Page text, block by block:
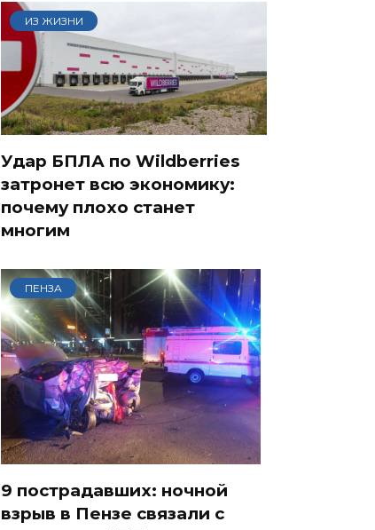
ИЗ ЖИЗНИ
Удар БПЛА по Wildberries
затронет всю экономику:
почему плохо станет
многим
ПЕНЗА
9 пострадавших: ночной
взрыв в Пензе связали с